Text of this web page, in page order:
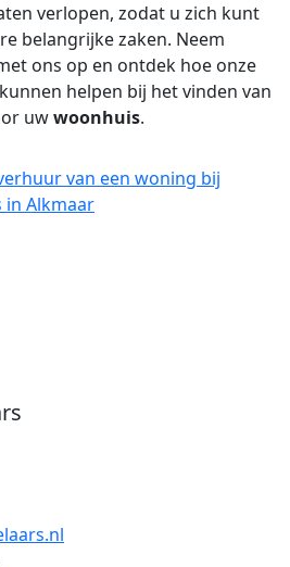
verlopen, zodat u zich kunt
belangrijke zaken. Neem
ons op en ontdek hoe onze
helpen bij het vinden van
uwwoonhuis.
van een woning bij
in Alkmaar